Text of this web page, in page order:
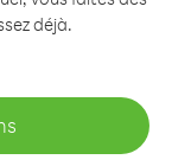
déjà.